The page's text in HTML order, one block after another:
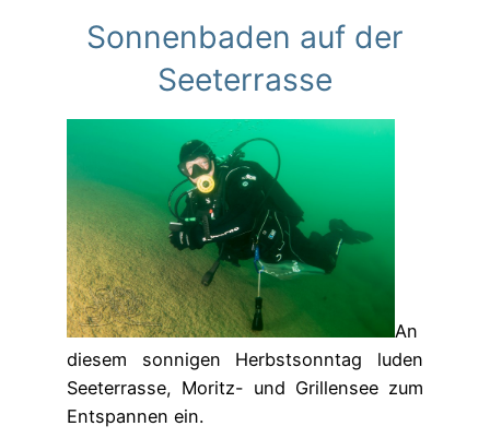
Sonnenbaden auf der
Seeterrasse
An
diesem sonnigen Herbstsonntag luden
Seeterrasse, Moritz- und Grillensee zum
Entspannen ein.